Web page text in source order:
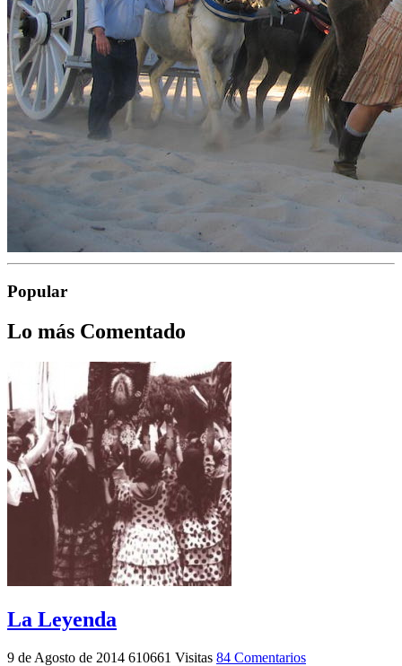
Popular
Lo más Comentado
La Leyenda
9 de Agosto de 2014 610661 Visitas 84 Comentarios